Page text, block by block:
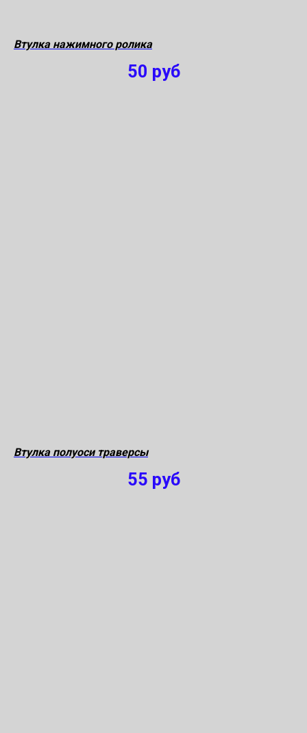
Втулка нажимного ролика
50 руб
Втулка полуоси траверсы
55 руб